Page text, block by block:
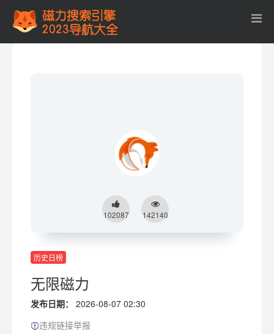
102087 142140
历史日榜
无限磁力
发布日期：
2026-08-07 02:30
违规链接举报